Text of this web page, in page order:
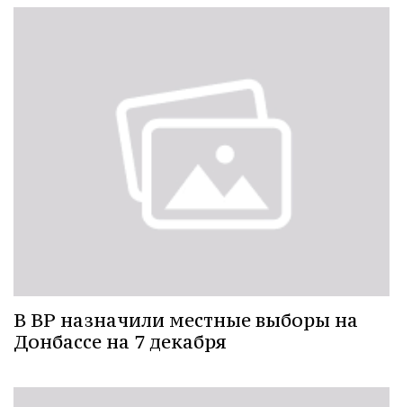
В ВР назначили местные выборы на
Донбассе на 7 декабря